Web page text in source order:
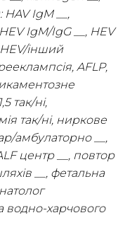
HAV IgM __,
IgM/IgG __, HEV
інший
AFLP,
так/ні,
так/ні, ниркове
амбулаторно __,
центр __, повтор
__, фетальна
водно-харчового